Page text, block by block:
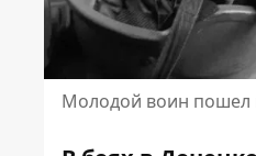
Молодой воин пошел